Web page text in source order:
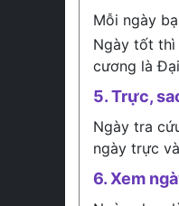
Mỗi ngày
Ngày tốt
cương là
5. Trực,
Ngày tra
ngày trực
6. Xem